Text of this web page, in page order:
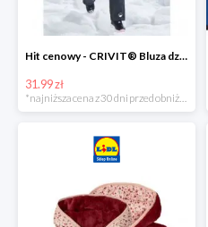
Hit cenowy - CRIVIT® Bluza dziewczęca z polaru
31.99 zł